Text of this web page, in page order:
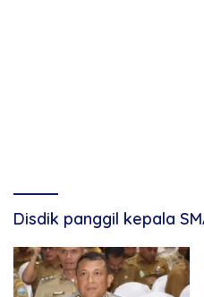
Disdik panggil kepala